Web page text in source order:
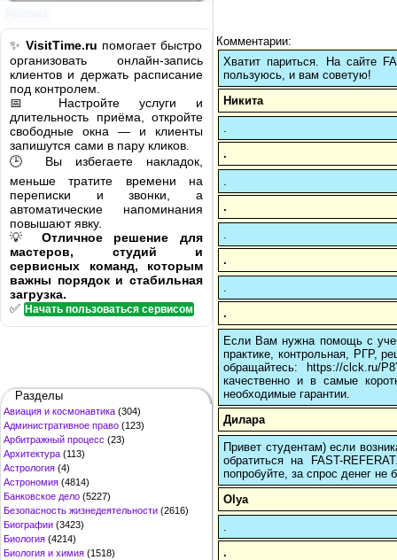
✨ VisitTime.ru помогает быстро
организовать онлайн-запись
клиентов и держать расписание
под контролем.
📅 Настройте услуги и
длительность приёма, откройте
свободные окна — и клиенты
запишутся сами в пару кликов.
🕒 Вы избегаете накладок,
меньше тратите времени на
переписки и звонки, а
автоматические напоминания
повышают явку.
💡 Отличное решение для
мастеров, студий и
сервисных команд, которым
важны порядок и стабильная
загрузка.
✅ Начать пользоваться сервисом
Разделы
Авиация и космонавтика (304)
Административное право (123)
Арбитражный процесс (23)
Архитектура (113)
Астрология (4)
Астрономия (4814)
Банковское дело (5227)
Безопасность жизнедеятельности (2616)
Биографии (3423)
Биология (4214)
Биология и химия (1518)
Комментарии:
Хватит париться. На сайте
пользуюсь, и вам советую!
Никита
.
.
.
.
Если Вам нужна помощь с
практике, контрольная, РГР,
обращайтесь: https://clck.ru/
качественно и в самые
необходимые гарантии.
Дилара
Привет студентам) если
обратиться на FAST-
попробуйте, за спрос денег не
Olya
.